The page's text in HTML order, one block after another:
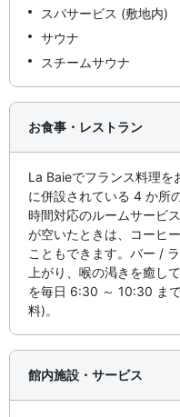
スパサービス (敷地内)
サウナ
スチームサウナ
お食事・レストラン
La Baieでフランス料理を
に併設されている 4 か所
時間対応のルームサービ
が空いたときは、コーヒ
こともできます。バー /
上がり、喉の渇きを癒し
を毎日 6:30 ～ 10:30 ま
料)。
館内施設・サービス